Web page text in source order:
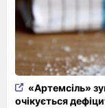
«Артемсіль»
очікується